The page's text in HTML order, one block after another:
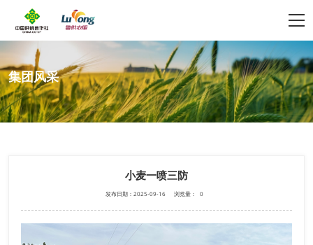
集团风采
小麦一喷三防
发布日期：2025-09-16 浏览量： 0